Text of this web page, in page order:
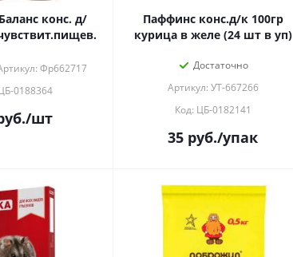
конс. д/
чувствит.пищев.
Фр662717
0188364
/шт
Паффинс конс.д/к 100гр
курица в желе (24 шт в уп)
Достаточно
Артикул: УТ-667266
Код: ЦБ-0182141
35 руб./упак